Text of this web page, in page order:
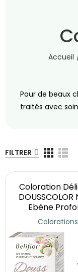
Accueil
Pour de beaux
traités avec
FILTRER
Coloration
DOUSSCOLOR
Ebène
Colorations